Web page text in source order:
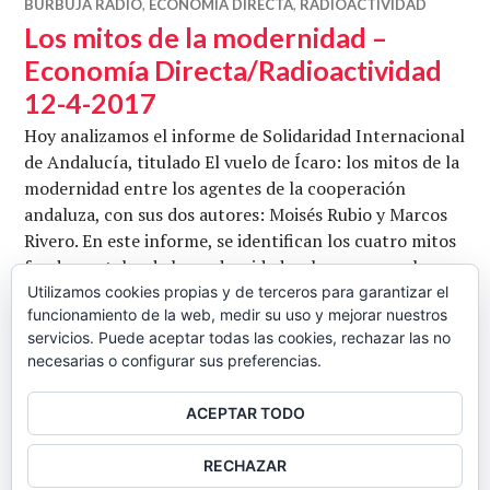
BURBUJA RADIO, ECONOMÍA DIRECTA, RADIOACTIVIDAD
Los mitos de la modernidad –
Economía Directa/Radioactividad
12-4-2017
Hoy analizamos el informe de Solidaridad Internacional
de Andalucía, titulado El vuelo de Ícaro: los mitos de la
modernidad entre los agentes de la cooperación
andaluza, con sus dos autores: Moisés Rubio y Marcos
Rivero. En este informe, se identifican los cuatro mitos
fundamentales de la modernidad y el progreso -el
crecimiento económico, la máquina, la
desmaterialización de la economía y la igualdad- y se …
Seguir leyendoLos mitos de la modernidad –
BARRA
LATERAL
Utilizamos cookies propias y de terceros para garantizar el
funcionamiento de la web, medir su uso y mejorar nuestros
servicios. Puede aceptar todas las cookies, rechazar las no
necesarias o configurar sus preferencias.
ACEPTAR TODO
RECHAZAR